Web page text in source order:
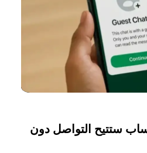
ستتيح التواصل دون